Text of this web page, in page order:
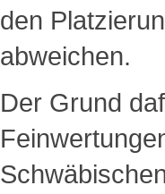
den
abweichen.
Der Grund